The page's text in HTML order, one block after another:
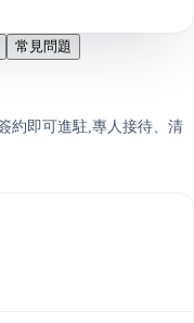
常見問題
約即可進駐,專人接待、清